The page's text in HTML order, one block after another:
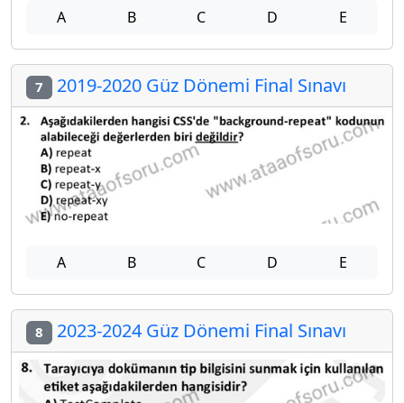
A B C D E
7 2019-2020 Güz Dönemi Final Sınavı
A B C D E
8 2023-2024 Güz Dönemi Final Sınavı